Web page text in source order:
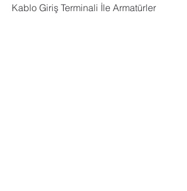
Kablo Giriş Terminali İle Armatürler